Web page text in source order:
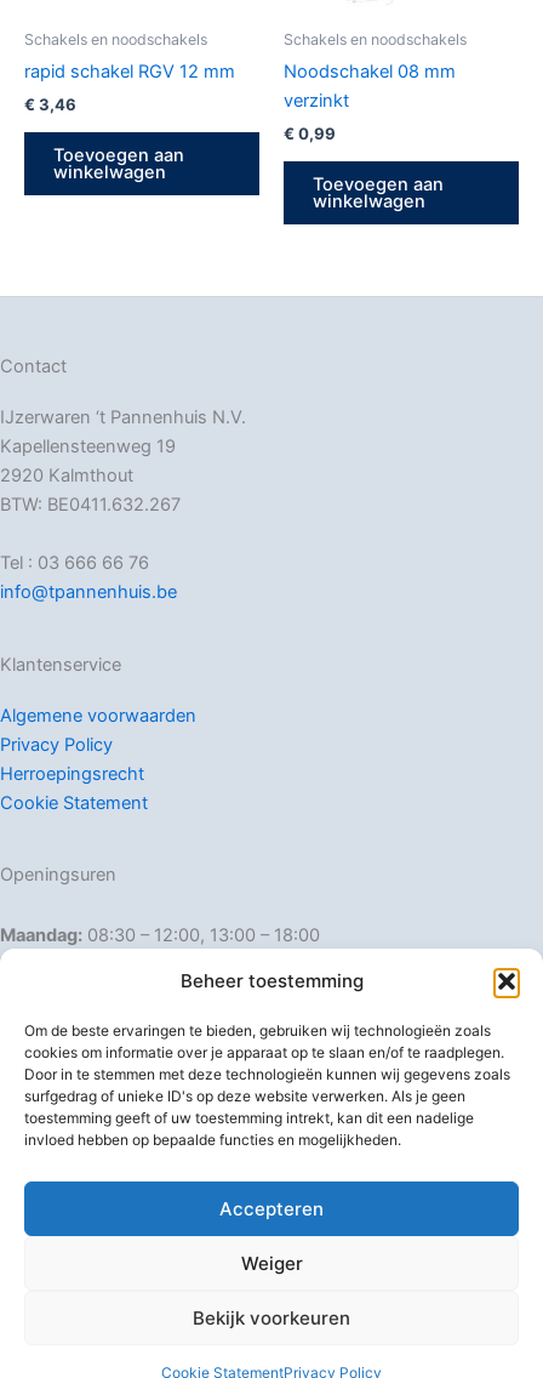
Beheer toestemming
Om de beste ervaringen te bieden, gebruiken wij technologieën zoals
cookies om informatie over je apparaat op te slaan en/of te raadplegen.
Door in te stemmen met deze technologieën kunnen wij gegevens zoals
surfgedrag of unieke ID's op deze website verwerken. Als je geen
toestemming geeft of uw toestemming intrekt, kan dit een nadelige
invloed hebben op bepaalde functies en mogelijkheden.
Accepteren
Weiger
Bekijk voorkeuren
Cookie StatementPrivacy Policy
Schakels en noodschakels
rapid schakel RGV 12 mm
€ 3,46
Toevoegen aan
winkelwagen
Schakels en noodschakels
Noodschakel 08 mm
verzinkt
€ 0,99
Toevoegen aan
winkelwagen
Contact
IJzerwaren ‘t Pannenhuis N.V.
Kapellensteenweg 19
2920 Kalmthout
BTW: BE0411.632.267
Tel : 03 666 66 76
info@tpannenhuis.be
Klantenservice
Algemene voorwaarden
Privacy Policy
Herroepingsrecht
Cookie Statement
Openingsuren
Maandag: 08:30 – 12:00, 13:00 – 18:00
Dinsdag:
08:30 – 12:00, 13:00 – 18:00
Donderdag: 08:30 – 12:00, 13:00 – 18:00
Vrijdag: 08:30 – 12:00, 13:00 – 18:00
Zaterdag: 08:30 – 16:00
Zondag: Gesloten